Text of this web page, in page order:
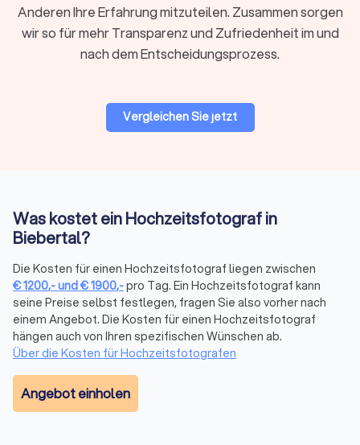
spezifische Preise suchen, ist es ratsam, Angebote von
mehreren Fotografen anzufordern und zu vergleichen.
Trustlocal macht das einfach.
Was ist meist drin?
Die Fotografie vor Ort sowie die professionelle Bearbeitung
Downloads und persönliche Nutzungsrechte sollten Sie mit
dem Fotografen besprechen.
Extras & Gebühren (angebotabhängig)
Zweiter Fotograf:50 € bis 100 € pro Stunde
Zusatzstunden über Paketvereinbarung:100 € bis 200 €
pro Stunde
Drohne (erlaubnisabhängig):100 € bis 300 €
Express-Lieferung:
Reisekosten außerhalb Biebertal:
Anderen Ihre Erfahrung mitzuteilen. Zusammen sorgen
wir so für mehr Transparenz und Zufriedenheit im und
nach dem Entscheidungsprozess.
Vergleichen Sie jetzt
Was kostet ein Hochzeitsfotograf in
Biebertal?
Die Kosten für einen Hochzeitsfotograf liegen zwischen
€1200,-und€1900,-pro Tag. Ein Hochzeitsfotograf kann
seine Preise selbst festlegen, fragen Sie also vorher nach
einem Angebot. Die Kosten für einen Hochzeitsfotograf
hängen auch von Ihren spezifischen Wünschen ab.
Über die Kosten für Hochzeitsfotografen
Angebot einholen